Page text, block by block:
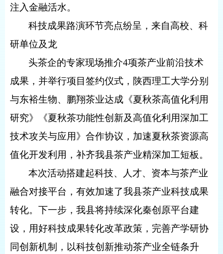
注入金融活水。
科技成果路演环节亮点纷呈，来自高校、科
研单位及龙
头茶企的专家现场推介4项茶产业前沿技术
成果，并举行项目签约仪式，陕西理工大学分别
与东裕生物、鹏翔茶业达成《夏秋茶高值化利用
研究》《夏秋茶功能性创新及高值化利用深加工
技术攻关与应用》合作协议，加速夏秋茶资源高
值化开发利用，补齐我县茶产业精深加工短板。
本次活动搭建起科技、人才、资本与茶产业
融合对接平台，有效加速了我县茶产业科技成果
转化。下一步，我县将持续深化秦创原平台建
设，用好科技成果转化改革政策，完善产学研协
同创新机制，以科技创新推动茶产业全链条升